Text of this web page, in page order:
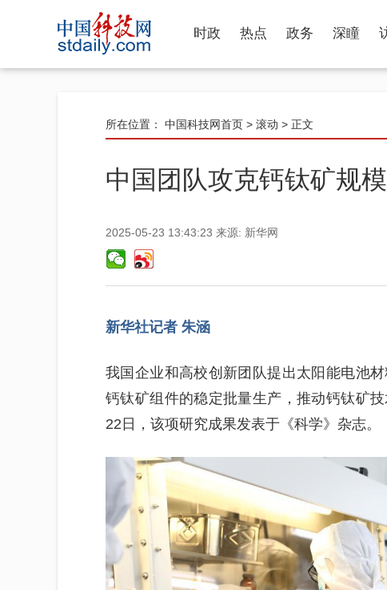
时政 热点 政务 深瞳
所在位置： 中国科技网首页 > 滚动 > 正文
中国团队攻克钙钛矿规
2025-05-23 13:43:23 来源: 新华网
新华社记者 朱涵
我国企业和高校创新团队提出太阳能电池
钙钛矿组件的稳定批量生产，推动钙钛矿
22日，该项研究成果发表于《科学》杂志。